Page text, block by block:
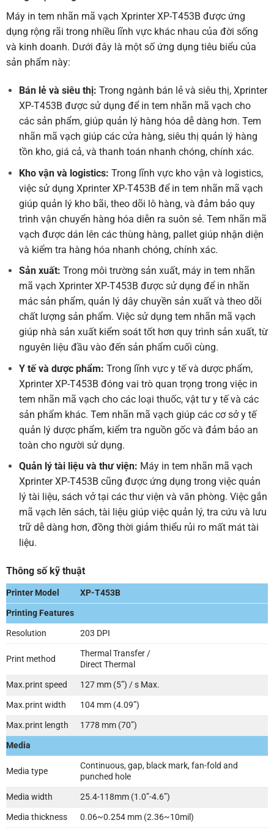
Máy in tem nhãn mã vạch Xprinter XP-T453B được ứng
dụng rộng rãi trong nhiều lĩnh vực khác nhau của đời sống
và kinh doanh. Dưới đây là một số ứng dụng tiêu biểu của
sản phẩm này:
Bán lẻ và siêu thị: Trong ngành bán lẻ và siêu thị, Xprinter
XP-T453B được sử dụng để in tem nhãn mã vạch cho
các sản phẩm, giúp quản lý hàng hóa dễ dàng hơn. Tem
nhãn mã vạch giúp các cửa hàng, siêu thị quản lý hàng
tồn kho, giá cả, và thanh toán nhanh chóng, chính xác.
Kho vận và logistics: Trong lĩnh vực kho vận và logistics,
việc sử dụng Xprinter XP-T453B để in tem nhãn mã vạch
giúp quản lý kho bãi, theo dõi lô hàng, và đảm bảo quy
trình vận chuyển hàng hóa diễn ra suôn sẻ. Tem nhãn mã
vạch được dán lên các thùng hàng, pallet giúp nhận diện
và kiểm tra hàng hóa nhanh chóng, chính xác.
Sản xuất: Trong môi trường sản xuất, máy in tem nhãn
mã vạch Xprinter XP-T453B được sử dụng để in nhãn
mác sản phẩm, quản lý dây chuyền sản xuất và theo dõi
chất lượng sản phẩm. Việc sử dụng tem nhãn mã vạch
giúp nhà sản xuất kiểm soát tốt hơn quy trình sản xuất, từ
nguyên liệu đầu vào đến sản phẩm cuối cùng.
Y tế và dược phẩm: Trong lĩnh vực y tế và dược phẩm,
Xprinter XP-T453B đóng vai trò quan trọng trong việc in
tem nhãn mã vạch cho các loại thuốc, vật tư y tế và các
sản phẩm khác. Tem nhãn mã vạch giúp các cơ sở y tế
quản lý dược phẩm, kiểm tra nguồn gốc và đảm bảo an
toàn cho người sử dụng.
Quản lý tài liệu và thư viện: Máy in tem nhãn mã vạch
Xprinter XP-T453B cũng được ứng dụng trong việc quản
lý tài liệu, sách vở tại các thư viện và văn phòng. Việc gắn
mã vạch lên sách, tài liệu giúp việc quản lý, tra cứu và lưu
trữ dễ dàng hơn, đồng thời giảm thiểu rủi ro mất mát tài
liệu.
Thông số kỹ thuật
Printer Model
XP-T453B
Printing Features
Resolution
203 DPI
Print method
Thermal Transfer /
Direct Thermal
Max.print speed
127 mm (5”) / s Max.
Max.print width
104 mm (4.09”)
Max.print length
1778 mm (70”)
Media
Media type
Continuous, gap, black mark, fan-fold and
punched hole
Media width
25.4-118mm (1.0”-4.6”)
Media thickness
0.06~0.254 mm (2.36~10mil)